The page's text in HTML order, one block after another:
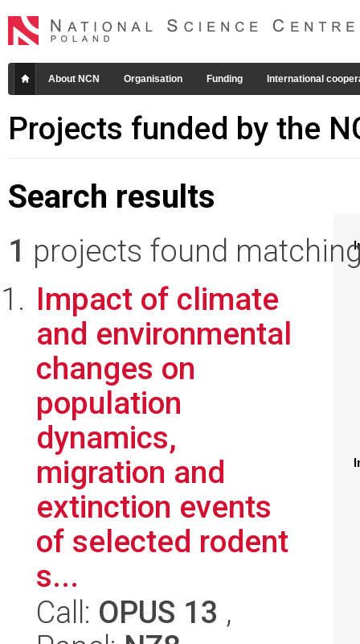
About NCN Organisation Funding International
Projects funded by the
Search results
1 projects found
Impact of climate
and environmental
changes on
population
dynamics,
migration and
extinction events
of selected rodent
s...
Call: OPUS 13 ,